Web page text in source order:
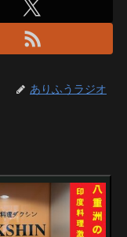
ありふうラジオ